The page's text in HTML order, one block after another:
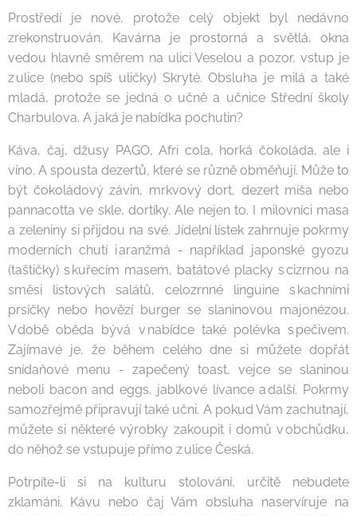
Prostředí je nové, protože celý objekt byl nedávno
zrekonstruován. Kavárna je prostorná a světlá, okna
vedou hlavně směrem na ulici Veselou a pozor, vstup je
z ulice (nebo spíš uličky) Skryté. Obsluha je milá a také
mladá, protože se jedná o učně a učnice Střední školy
Charbulova. A jaká je nabídka pochutin?
Káva, čaj, džusy PAGO, Afri cola, horká čokoláda, ale i
víno. A spousta dezertů, které se různě obměňují. Může to
být čokoládový závin, mrkvový dort, dezert míša nebo
pannacotta ve skle, dortíky. Ale nejen to. I milovníci masa
a zeleniny si přijdou na své. Jídelní lístek zahrnuje pokrmy
moderních chutí i aranžmá - například japonské gyozu
(taštičky) s kuřecím masem, batátové placky s cizrnou na
směsi listových salátů, celozrnné linguine s kachními
prsíčky nebo hovězí burger se slaninovou majonézou.
V době oběda bývá v nabídce také polévka s pečivem.
Zajímavé je, že během celého dne si můžete dopřát
snídaňové menu - zapečený toast, vejce se slaninou
neboli bacon and eggs, jablkové lívance a další. Pokrmy
samozřejmě připravují také učni. A pokud Vám zachutnají,
můžete si některé výrobky zakoupit i domů v obchůdku,
do něhož se vstupuje přímo z ulice Česká.
Potrpíte-li si na kulturu stolování, určitě nebudete
zklamáni. Kávu nebo čaj Vám obsluha naservíruje na